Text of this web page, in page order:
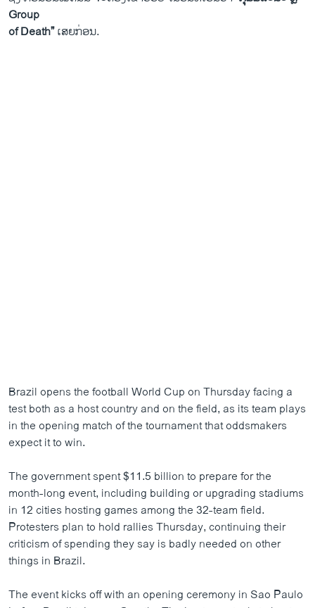
Group
of Death”ເສຍກ່ອນ.
Brazil opens the football World Cup on Thursday facing a
test both as a host country and on the field, as its team plays
in the opening match of the tournament that oddsmakers
expect it to win.
The government spent $11.5 billion to prepare for the
month-long event, including building or upgrading stadiums
in 12 cities hosting games among the 32-team field.
Protesters plan to hold rallies Thursday, continuing their
criticism of spending they say is badly needed on other
things in Brazil.
The event kicks off with an opening ceremony in Sao Paulo